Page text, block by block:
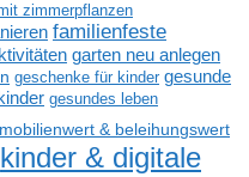
zimmerpflanzen
familienfeste
garten neu anlegen
geschenke für kinder gesunde
gesundes leben
& beleihungswert
kinder & digitale